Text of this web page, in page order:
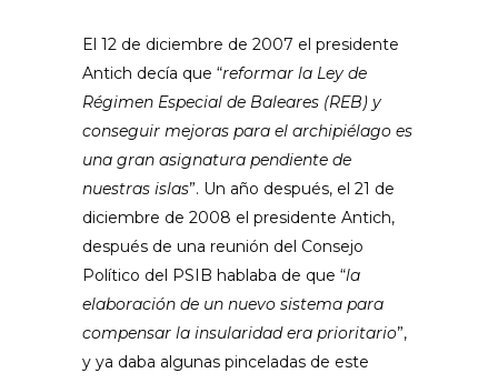
El 12 de diciembre de 2007 el presidente
Antich decía que “reformar la Ley de
Régimen Especial de Baleares (REB) y
conseguir mejoras para el archipiélago es
una gran asignatura pendiente de
nuestras islas”. Un año después, el 21 de
diciembre de 2008 el presidente Antich,
después de una reunión del Consejo
Político del PSIB hablaba de que “la
elaboración de un nuevo sistema para
compensar la insularidad era prioritario”,
y ya daba algunas pinceladas de este